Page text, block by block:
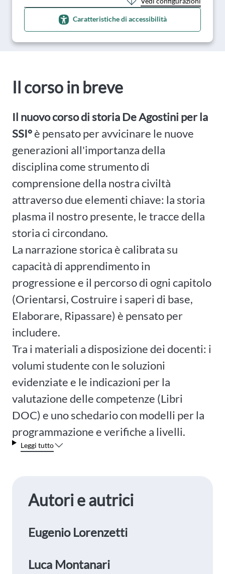
Caratteristiche di accessibilità
Il corso in breve
Il nuovo corso di storia De Agostini per la
SSI°è pensato per avvicinare le nuove
generazioni all'importanza della
disciplina come strumento di
comprensione della nostra civiltà
attraverso due elementi chiave: la storia
plasma il nostro presente, le tracce della
storia ci circondano.
La narrazione storica è calibrata su
capacità di apprendimento in
progressione e il percorso di ogni capitolo
(Orientarsi, Costruire i saperi di base,
Elaborare, Ripassare) è pensato per
includere.
Tra i materiali a disposizione dei docenti: i
volumi studente con le soluzioni
evidenziate e le indicazioni per la
valutazione delle competenze (Libri
DOC) e uno schedario con modelli per la
programmazione e verifiche a livelli.
Leggi tutto
Autori e autrici
Eugenio Lorenzetti
Luca Montanari